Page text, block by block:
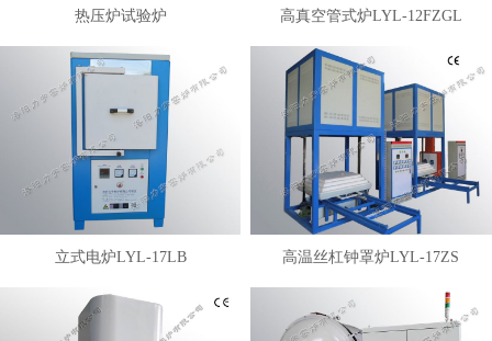
热压炉试验炉 高真空管式炉LYL-12FZGL
立式电炉LYL-17LB 高温丝杠钟罩炉LYL-17ZS